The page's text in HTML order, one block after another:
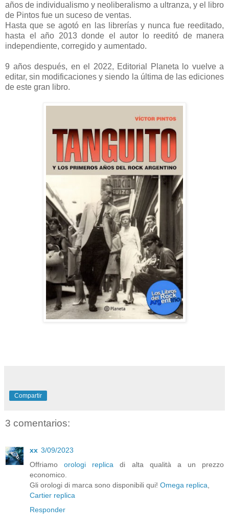
años de individualismo y neoliberalismo a ultranza, y el libro
de Pintos fue un suceso de ventas.
Hasta que se agotó en las librerías y nunca fue reeditado,
hasta el año 2013 donde el autor lo reeditó de manera
independiente, corregido y aumentado.
9 años después, en el 2022, Editorial Planeta lo vuelve a
editar, sin modificaciones y siendo la última de las ediciones
de este gran libro.
Compartir
3 comentarios:
xx 3/09/2023
Offriamoorologi replica di alta qualità a un prezzo
economico.
Gli orologi di marca sono disponibili qui! Omega replica
Cartier replica
Responder